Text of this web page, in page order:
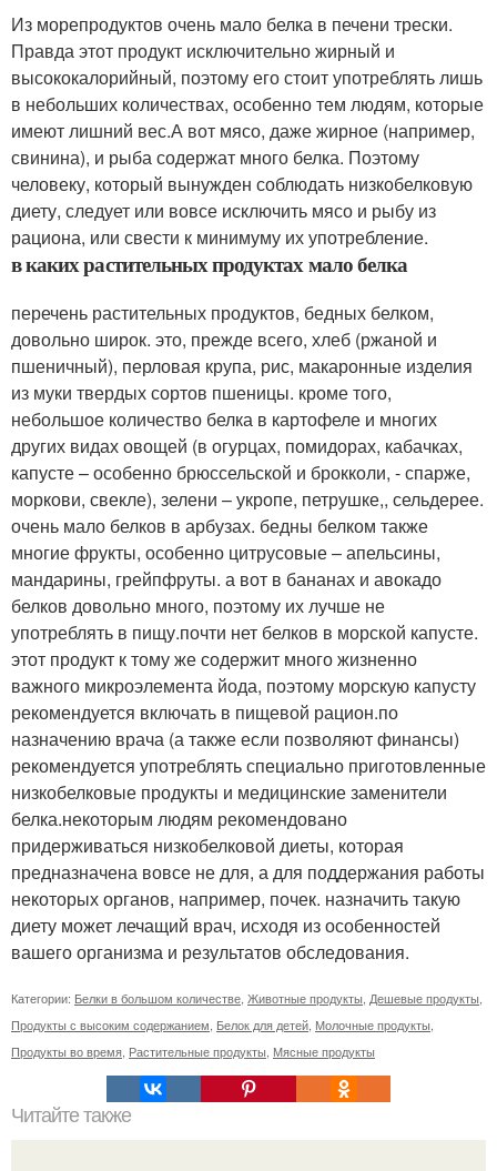
Из морепродуктов очень мало белка в печени трески.
Правда этот продукт исключительно жирный и
высококалорийный, поэтому его стоит употреблять лишь
в небольших количествах, особенно тем людям, которые
имеют лишний вес.А вот мясо, даже жирное (например,
свинина), и рыба содержат много белка. Поэтому
человеку, который вынужден соблюдать низкобелковую
диету, следует или вовсе исключить мясо и рыбу из
рациона, или свести к минимуму их употребление.
в каких растительных продуктах мало белка
перечень растительных продуктов, бедных белком,
довольно широк. это, прежде всего, хлеб (ржаной и
пшеничный), перловая крупа, рис, макаронные изделия
из муки твердых сортов пшеницы. кроме того,
небольшое количество белка в картофеле и многих
других видах овощей (в огурцах, помидорах, кабачках,
капусте – особенно брюссельской и брокколи, - спарже,
моркови, свекле), зелени – укропе, петрушке,, сельдерее.
очень мало белков в арбузах. бедны белком также
многие фрукты, особенно цитрусовые – апельсины,
мандарины, грейпфруты. а вот в бананах и авокадо
белков довольно много, поэтому их лучше не
употреблять в пищу.почти нет белков в морской капусте.
этот продукт к тому же содержит много жизненно
важного микроэлемента йода, поэтому морскую капусту
рекомендуется включать в пищевой рацион.по
назначению врача (а также если позволяют финансы)
рекомендуется употреблять специально приготовленные
низкобелковые продукты и медицинские заменители
белка.некоторым людям рекомендовано
придерживаться низкобелковой диеты, которая
предназначена вовсе не для, а для поддержания работы
некоторых органов, например, почек. назначить такую
диету может лечащий врач, исходя из особенностей
вашего организма и результатов обследования.
Категории: Белки в большом количестве Животные продукты Дешевые продукты
Продукты с высоким содержанием Белок для детей Молочные продукты
Продукты во время Растительные продукты Мясные продукты
Читайте также